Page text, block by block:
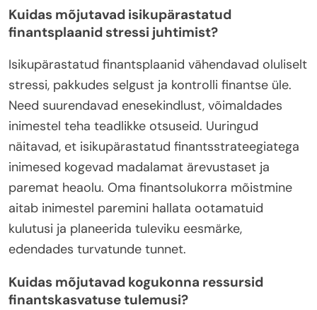
Kuidas mõjutavad isikupärastatud
finantsplaanid stressi juhtimist?
Isikupärastatud finantsplaanid vähendavad oluliselt
stressi, pakkudes selgust ja kontrolli finantse üle.
Need suurendavad enesekindlust, võimaldades
inimestel teha teadlikke otsuseid. Uuringud
näitavad, et isikupärastatud finantsstrateegiatega
inimesed kogevad madalamat ärevustaset ja
paremat heaolu. Oma finantsolukorra mõistmine
aitab inimestel paremini hallata ootamatuid
kulutusi ja planeerida tuleviku eesmärke,
edendades turvatunde tunnet.
Kuidas mõjutavad kogukonna ressursid
finantskasvatuse tulemusi?